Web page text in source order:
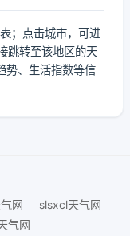
；点击城市，可进
跳转至该地区的天
势、生活指数等信
网
slsxcl天气网
气网